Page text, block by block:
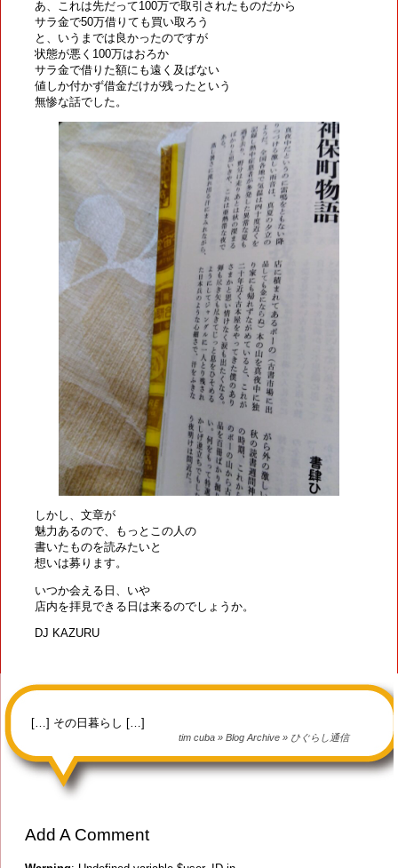
あ、これは先だって100万で取引されたものだから
サラ金で50万借りても買い取ろう
と、いうまでは良かったのですが
状態が悪く100万はおろか
サラ金で借りた額にも遠く及ばない
値しか付かず借金だけが残ったという
無惨な話でした。
しかし、文章が
魅力あるので、もっとこの人の
書いたものを読みたいと
想いは募ります。
いつか会える日、いや
店内を拝見できる日は来るのでしょうか。
DJ KAZURU
[…] その日暮らし […]
tim cuba » Blog Archive » ひぐらし通信
Add A Comment